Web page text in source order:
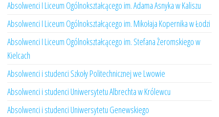
Absolwenci I Liceum Ogólnokształcącego im. Adama Asnyka w Kaliszu
Absolwenci I Liceum Ogólnokształcącego im. Mikołaja Kopernika w Łodzi
Absolwenci I Liceum Ogólnokształcącego im. Stefana Żeromskiego w
Kielcach
Absolwenci i studenci Szkoły Politechnicznej we Lwowie
Absolwenci i studenci Uniwersytetu Albrechta w Królewcu
Absolwenci i studenci Uniwersytetu Genewskiego